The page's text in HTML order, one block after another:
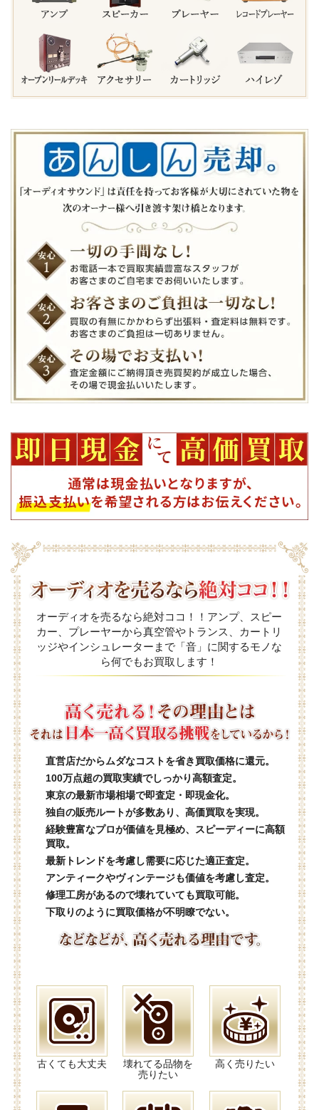
オーディオを売るなら絶対ココ！！アンプ、スピー
カー、プレーヤーから真空管やトランス、カートリ
ッジやインシュレーターまで「音」に関するモノな
ら何でもお買取します！
直営店だからムダなコストを省き買取価格に還元。
100万点超の買取実績でしっかり高額査定。
東京の最新市場相場で即査定・即現金化。
独自の販売ルートが多数あり、高価買取を実現。
経験豊富なプロが価値を見極め、スピーディーに高額
買取。
最新トレンドを考慮し需要に応じた適正査定。
アンティークやヴィンテージも価値を考慮し査定。
修理工房があるので壊れていても買取可能。
下取りのように買取価格が不明瞭でない。
古くても大丈夫
壊れてる品物を
売りたい
高く売りたい